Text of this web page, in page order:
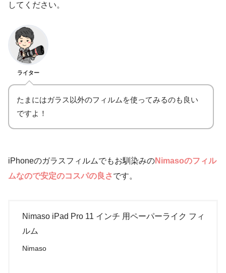
してください。
ライター
たまにはガラス以外のフィルムを使ってみるのも良い
ですよ！
iPhoneのガラスフィルムでもお馴染みのNimasoのフィル
ムなので安定のコスパの良さです。
Nimaso iPad Pro 11 インチ 用ペーパーライク フィ
ルム
Nimaso